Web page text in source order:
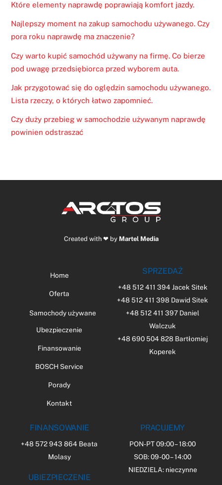
Które elementy naprawdę poprawiają komfort jazdy.
Najlepszy moment na zakup samochodu używanego. Czy
pora roku naprawdę ma znaczenie?
Czy warto kupić samochód używany na firmę. Co bierze
pod uwagę przedsiębiorca przed wyborem auta.
Jak przygotować się do oględzin samochodu używanego.
Lista rzeczy, o których łatwo zapomnieć.
Czy duży przebieg w samochodzie używanym naprawdę
powinien odstraszać
Back
To
Created with ❤ by Martel Media
Home
Oferta
Samochody używane
Ubezpieczenie
Finansowanie
BOSCH Service
Porady
Kontakt
SPRZEDAŻ
+48 512 411 394 Jacek Sitek
+48 512 411 398 Dawid Sitek
+48 512 411 397 Daniel
Walczuk
+48 690 504 828 Bartłomiej
Koperek
FINANSOWANIE
+48 572 943 864 Beata
Molasy
UBIEZPIECZENIE
PRACUJEMY
PON-PT 09:00 – 18:00
SOB: 09-00 – 14:00
NIEDZIELA: nieczynne